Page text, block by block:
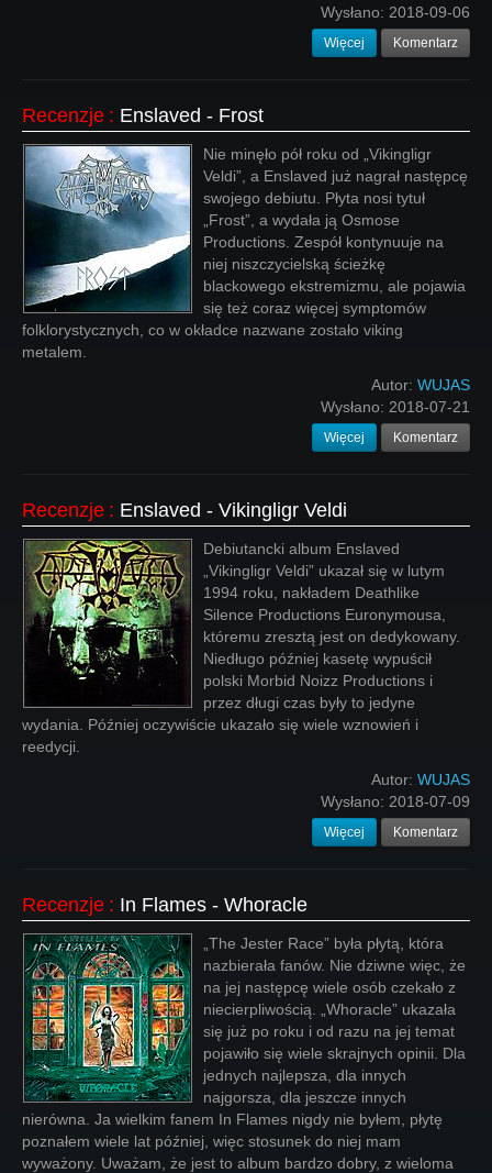
Wysłano: 2018-09-06
Więcej Komentarz
Recenzje : Enslaved - Frost
Nie minęło pół roku od „Vikingligr
Veldi”, a Enslaved już nagrał następcę
swojego debiutu. Płyta nosi tytuł
„Frost”, a wydała ją Osmose
Productions. Zespół kontynuuje na
niej niszczycielską ścieżkę
blackowego ekstremizmu, ale pojawia
się też coraz więcej symptomów
folklorystycznych, co w okładce nazwane zostało viking
metalem.
Autor: WUJAS
Wysłano: 2018-07-21
Więcej Komentarz
Recenzje : Enslaved - Vikingligr Veldi
Debiutancki album Enslaved
„Vikingligr Veldi” ukazał się w lutym
1994 roku, nakładem Deathlike
Silence Productions Euronymousa,
któremu zresztą jest on dedykowany.
Niedługo później kasetę wypuścił
polski Morbid Noizz Productions i
przez długi czas były to jedyne
wydania. Później oczywiście ukazało się wiele wznowień i
reedycji.
Autor: WUJAS
Wysłano: 2018-07-09
Więcej Komentarz
Recenzje : In Flames - Whoracle
„The Jester Race” była płytą, która
nazbierała fanów. Nie dziwne więc, że
na jej następcę wiele osób czekało z
niecierpliwością. „Whoracle” ukazała
się już po roku i od razu na jej temat
pojawiło się wiele skrajnych opinii. Dla
jednych najlepsza, dla innych
najgorsza, dla jeszcze innych
nierówna. Ja wielkim fanem In Flames nigdy nie byłem, płytę
poznałem wiele lat później, więc stosunek do niej mam
wyważony. Uważam, że jest to album bardzo dobry, z wieloma